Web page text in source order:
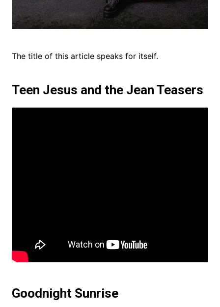
The title of this article speaks for itself.
Teen Jesus and the Jean Teasers
Goodnight Sunrise